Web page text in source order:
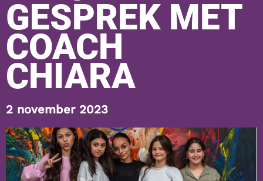
GESPREK MET
COACH
CHIARA
2 november 2023